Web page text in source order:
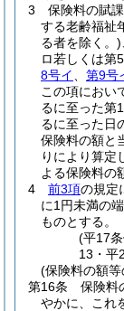
3
保険料の賦
する老齢福祉
る者を除く。)
ロ若しくは第
8号イ
第9号
この項におい
るに至った第
るに至った日
保険料の額と
りにより算定
よる保険料の
4
前3項の規定
に1円未満の
ものとする。
(平17
13・平
(保険料の額等
第16条
保険料
やかに、これ